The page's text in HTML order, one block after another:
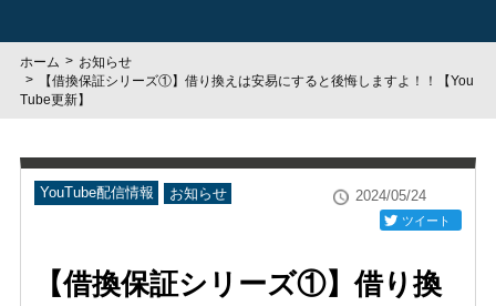
ホーム
お知らせ
【借換保証シリーズ①】借り換えは安易にすると後悔しますよ！！【You
Tube更新】
YouTube配信情報 お知らせ 2024/05/24
ツイート
【借換保証シリーズ①】借り換